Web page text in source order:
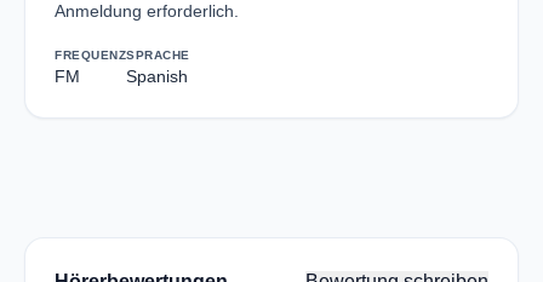
Anmeldung erforderlich.
FREQUENZ
FM
SPRACHE
Spanish